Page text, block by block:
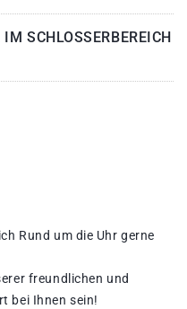
SCHLOSSERBEREICH
Rund um die Uhr gerne
freundlichen und
bei Ihnen sein!